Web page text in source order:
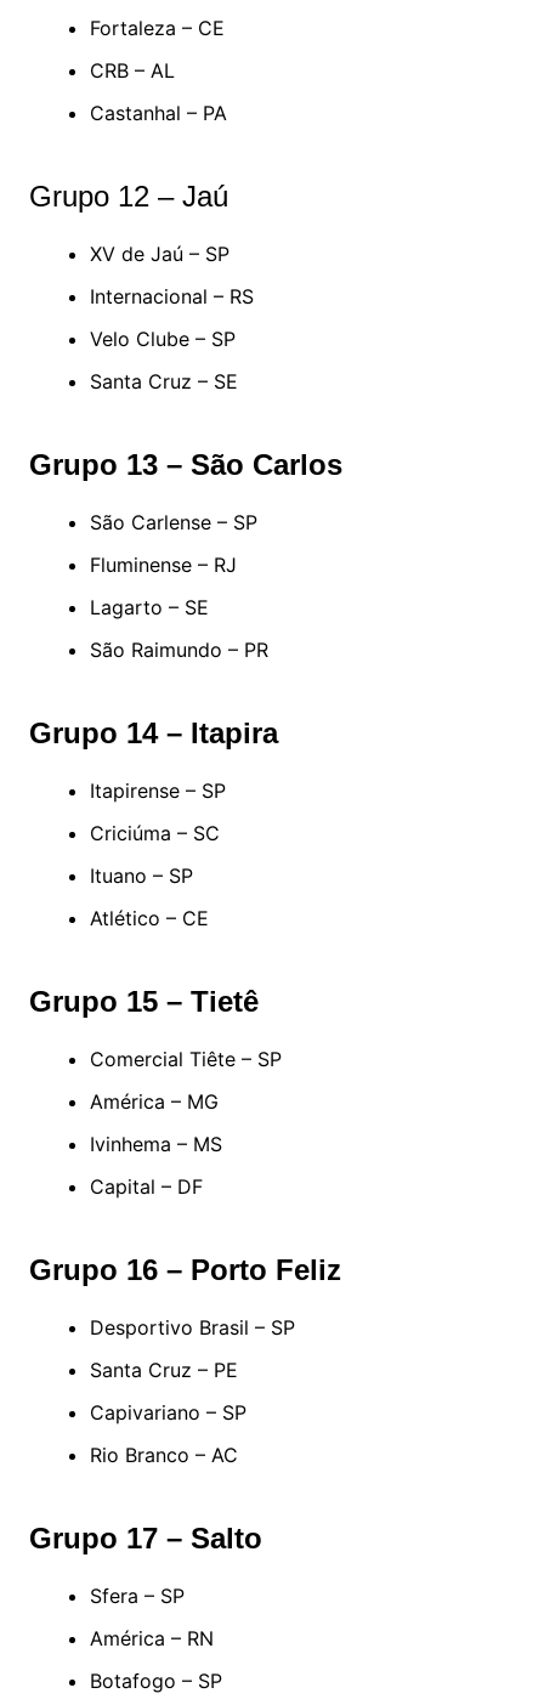
Fortaleza – CE
CRB – AL
Castanhal – PA
Grupo 12 – Jaú
XV de Jaú – SP
Internacional – RS
Velo Clube – SP
Santa Cruz – SE
Grupo 13 – São Carlos
São Carlense – SP
Fluminense – RJ
Lagarto – SE
São Raimundo – PR
Grupo 14 – Itapira
Itapirense – SP
Criciúma – SC
Ituano – SP
Atlético – CE
Grupo 15 – Tietê
Comercial Tiête – SP
América – MG
Ivinhema – MS
Capital – DF
Grupo 16 – Porto Feliz
Desportivo Brasil – SP
Santa Cruz – PE
Capivariano – SP
Rio Branco – AC
Grupo 17 – Salto
Sfera – SP
América – RN
Botafogo – SP